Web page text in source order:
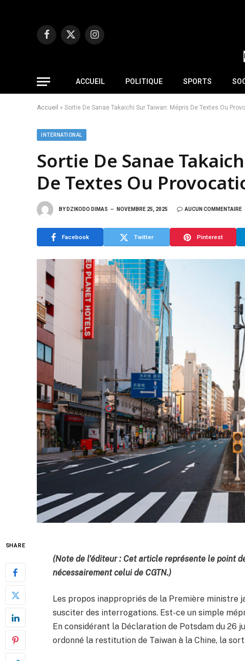
Facebook
X
Instagram
ACCUEIL POLITIQUE SPORTS
Accueil » Sortie De Sanae Takaichi Sur Taiwan: Mépris De Textes Ou
INTERNATIONAL
Sortie De Sanae
De Textes Ou
BY DZIKODO DIMAS NOVEMBRE 25, 2025 AUCUN COMMENTAIRE
Facebook Twitter Pinterest
SHARE
(Note de l’éditeur : Cet article représente le point
nécessairement celui de CGTN.)
Les propos inappropriés de la Première ministre
susciter des interrogations. Est-ce un simple
En considérant la Déclaration de Potsdam du 26
ordonné la restitution de Taiwan à la Chine, la